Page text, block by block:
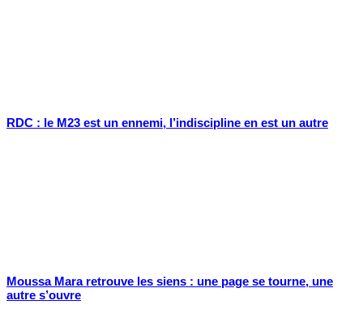
RDC : le M23 est un ennemi, l’indiscipline en est un autre
Moussa Mara retrouve les siens : une page se tourne, une
autre s’ouvre